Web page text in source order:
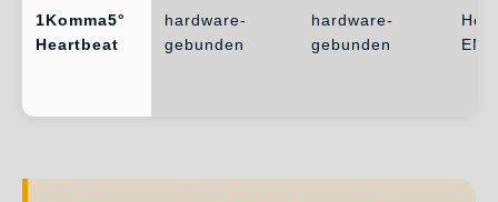
1Komma5°
Heartbeat
hardware-
gebunden
hardware-
gebunden
EMS